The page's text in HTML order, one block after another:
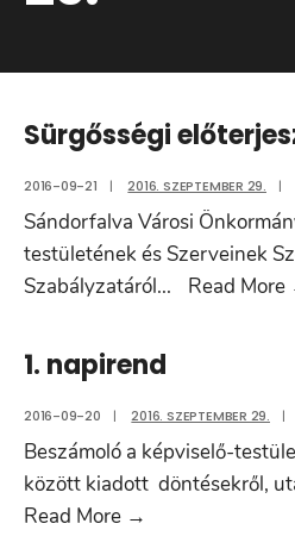
Sürgősségi
2016-09-21 | 2016. SZEPTEMBER 29. |
Sándorfalva Városi
testületének és Szerveinek
Szabályzatáról... Read More
1. napirend
2016-09-20 | 2016. SZEPTEMBER 29. |
Beszámoló a képviselő-
között kiadott döntésekről,
Read More →